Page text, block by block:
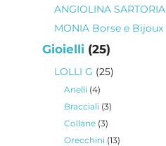
ANGIOLINA SARTORIA
MONIA Borse e Bijoux
Gioielli 2525
prodotti
LOLLI G 2525
Anelli 44
prodotti
Bracciali 33
Collane 33
prodotti
Orecchini 1313